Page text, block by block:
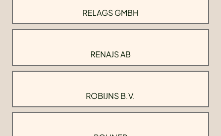
RELAGS GMBH
RENAJS AB
ROBIJNS B.V.